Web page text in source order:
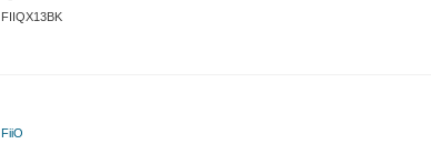
FIIQX13BK
FiiO